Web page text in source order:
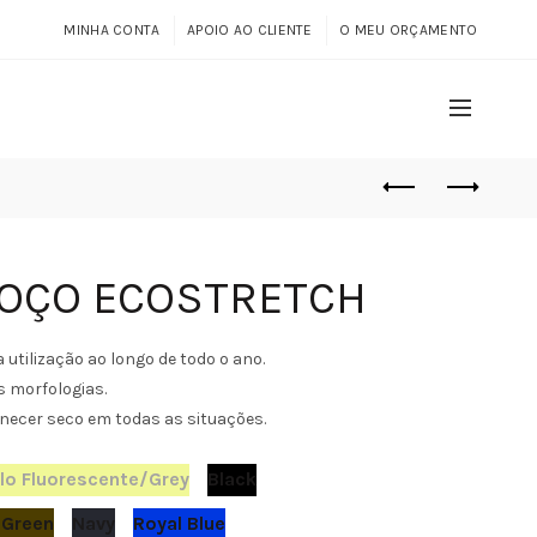
MINHA CONTA APOIO AO CLIENTE O MEU ORÇAMENTO
ECOSTRETCH
ao longo de todo o ano.
morfologias.
seco em todas as situações.
Fluorescente/Grey
Black
Navy
Royal Blue